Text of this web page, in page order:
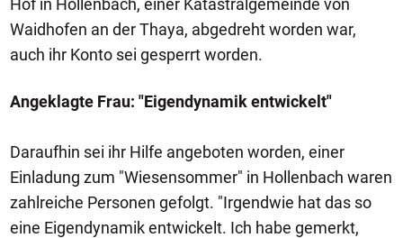
Hof in Hollenbach, einer Katastralgemeinde von
Waidhofen an der Thaya, abgedreht worden war,
auch ihr Konto sei gesperrt worden.
Angeklagte Frau: "Eigendynamik entwickelt"
Daraufhin sei ihr Hilfe angeboten worden, einer
Einladung zum "Wiesensommer" in Hollenbach waren
zahlreiche Personen gefolgt. "Irgendwie hat das so
eine Eigendynamik entwickelt. Ich habe gemerkt,